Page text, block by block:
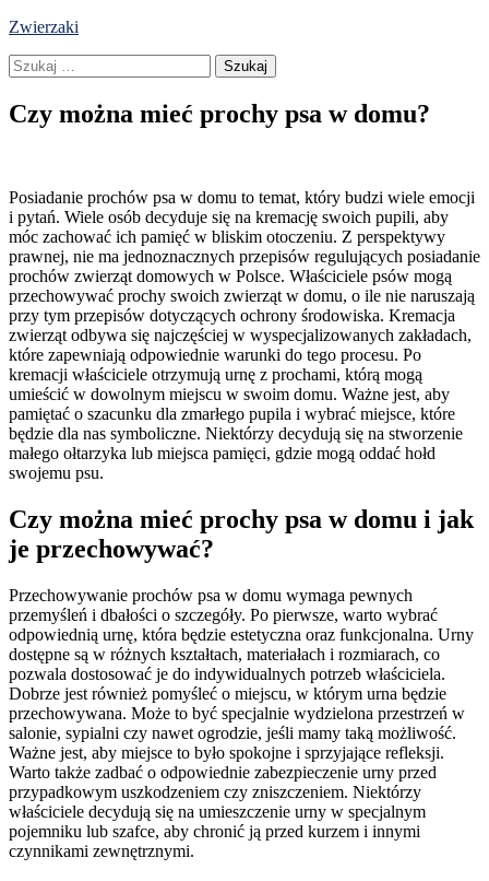
Skip
content
Zwierzaki
Szukaj:
Czy można mieć prochy psa w domu?
Posiadanie prochów psa w domu to temat, który budzi wiele emocji
i pytań. Wiele osób decyduje się na kremację swoich pupili, aby
móc zachować ich pamięć w bliskim otoczeniu. Z perspektywy
prawnej, nie ma jednoznacznych przepisów regulujących posiadanie
prochów zwierząt domowych w Polsce. Właściciele psów mogą
przechowywać prochy swoich zwierząt w domu, o ile nie naruszają
przy tym przepisów dotyczących ochrony środowiska. Kremacja
zwierząt odbywa się najczęściej w wyspecjalizowanych zakładach,
które zapewniają odpowiednie warunki do tego procesu. Po
kremacji właściciele otrzymują urnę z prochami, którą mogą
umieścić w dowolnym miejscu w swoim domu. Ważne jest, aby
pamiętać o szacunku dla zmarłego pupila i wybrać miejsce, które
będzie dla nas symboliczne. Niektórzy decydują się na stworzenie
małego ołtarzyka lub miejsca pamięci, gdzie mogą oddać hołd
swojemu psu.
Czy można mieć prochy psa w domu i jak
je przechowywać?
Przechowywanie prochów psa w domu wymaga pewnych
przemyśleń i dbałości o szczegóły. Po pierwsze, warto wybrać
odpowiednią urnę, która będzie estetyczna oraz funkcjonalna. Urny
dostępne są w różnych kształtach, materiałach i rozmiarach, co
pozwala dostosować je do indywidualnych potrzeb właściciela.
Dobrze jest również pomyśleć o miejscu, w którym urna będzie
przechowywana. Może to być specjalnie wydzielona przestrzeń w
salonie, sypialni czy nawet ogrodzie, jeśli mamy taką możliwość.
Ważne jest, aby miejsce to było spokojne i sprzyjające refleksji.
Warto także zadbać o odpowiednie zabezpieczenie urny przed
przypadkowym uszkodzeniem czy zniszczeniem. Niektórzy
właściciele decydują się na umieszczenie urny w specjalnym
pojemniku lub szafce, aby chronić ją przed kurzem i innymi
czynnikami zewnętrznymi.